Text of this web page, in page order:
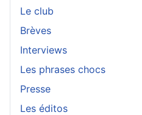
Le club
Brèves
Interviews
Les phrases chocs
Presse
Les éditos